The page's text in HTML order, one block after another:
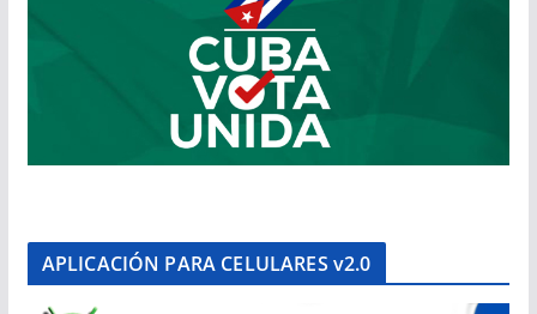
APLICACIÓN PARA CELULARES v2.0